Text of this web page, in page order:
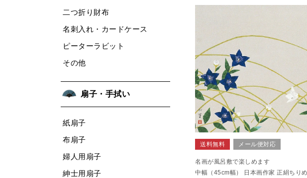
二つ折り財布
名刺入れ・カードケース
ピーターラビット
その他
扇子・手拭い
紙扇子
布扇子
婦人用扇子
紳士用扇子
送料無料 メール便対応
名画が風呂敷で楽しめます
中幅（45cm幅） 日本画作家 正絹ちり